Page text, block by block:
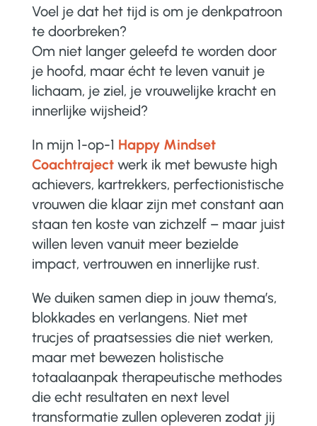
Voel je dat het tijd is om je denkpatroon
te doorbreken?
Om niet langer geleefd te worden door
je hoofd, maar écht te leven vanuit je
lichaam, je ziel, je vrouwelijke kracht en
innerlijke wijsheid?
In mijn 1-op-1 Happy Mindset
Coachtrajectwerk ik met bewuste high
achievers, kartrekkers, perfectionistische
vrouwen die klaar zijn met constant aan
staan ten koste van zichzelf – maar juist
willen leven vanuit meer bezielde
impact, vertrouwen en innerlijke rust.
We duiken samen diep in jouw thema’s,
blokkades en verlangens. Niet met
trucjes of praatsessies die niet werken,
maar met bewezen holistische
totaalaanpak therapeutische methodes
die echt resultaten en next level
transformatie zullen opleveren zodat jij